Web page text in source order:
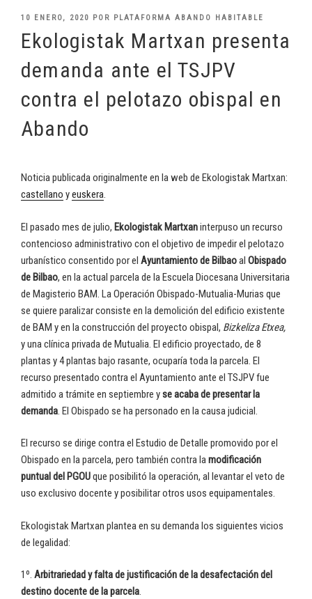
PUBLICADO
10 ENERO, 2020 POR PLATAFORMA ABANDO HABITABLE
Ekologistak Martxan presenta
demanda ante el TSJPV
contra el pelotazo obispal en
Abando
Noticia publicada originalmente en la web de Ekologistak Martxan:
castellano yeuskera.
El pasado mes de julio, Ekologistak Martxaninterpuso un recurso
contencioso administrativo con el objetivo de impedir el pelotazo
urbanístico consentido por el Ayuntamiento de Bilbaoal Obispado
de Bilbao, en la actual parcela de la Escuela Diocesana Universitaria
de Magisterio BAM. La Operación Obispado-Mutualia-Murias que
se quiere paralizar consiste en la demolición del edificio existente
de BAM y en la construcción del proyecto obispal, Bizkeliza Etxea,
y una clínica privada de Mutualia. El edificio proyectado, de 8
plantas y 4 plantas bajo rasante, ocuparía toda la parcela. El
recurso presentado contra el Ayuntamiento ante el TSJPV fue
admitido a trámite en septiembre yse acaba de presentar la
demanda . El Obispado se ha personado en la causa judicial.
El recurso se dirige contra el Estudio de Detalle promovido por el
Obispado en la parcela, pero también contra lamodificación
puntual del PGOUque posibilitó la operación, al levantar el veto de
uso exclusivo docente y posibilitar otros usos equipamentales.
Ekologistak Martxan plantea en su demanda los siguientes vicios
de legalidad:
1º. Arbitrariedad y falta de justificación de la desafectación del
destino docente de la parcela.